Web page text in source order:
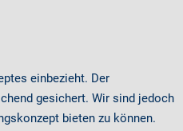
einbezieht. Der
gesichert. Wir sind jedoch
bieten zu können.